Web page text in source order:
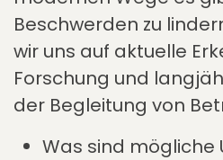
Beschwerden zu
wir uns auf aktuelle
Forschung und
der Begleitung von
Was sind mögliche